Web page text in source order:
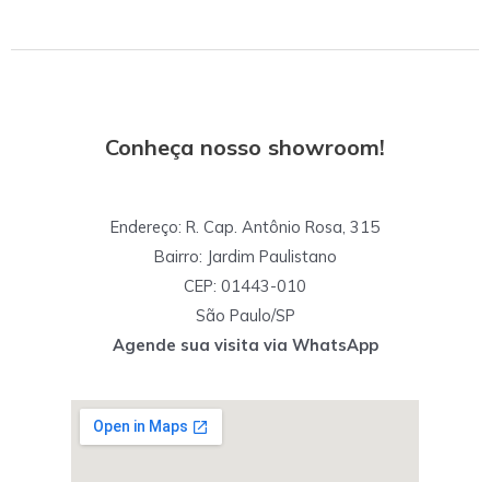
Conheça nosso showroom!
Endereço: R. Cap. Antônio Rosa, 315
Bairro: Jardim Paulistano
CEP: 01443-010
São Paulo/SP
Agende sua visita via WhatsApp